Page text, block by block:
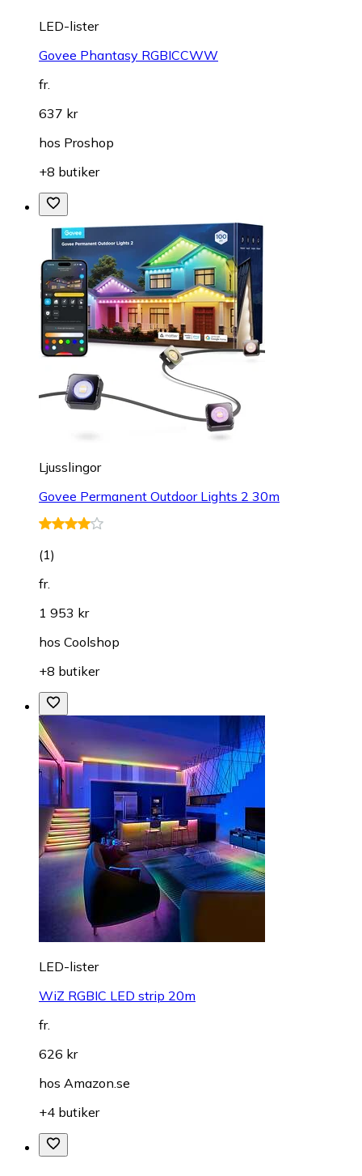
LED-lister
Govee Phantasy RGBICCWW
fr.
637 kr
hos Proshop
+8 butiker
Ljusslingor
Govee Permanent Outdoor Lights 2 30m
(1)
fr.
1 953 kr
hos Coolshop
+8 butiker
LED-lister
WiZ RGBIC LED strip 20m
fr.
626 kr
hos Amazon.se
+4 butiker